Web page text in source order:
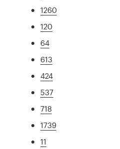
1260
120
64
613
424
537
718
1739
11